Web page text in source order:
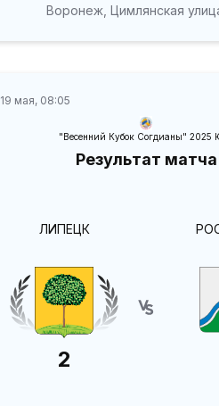
Воронеж, Цимлянская
19 мая, 08:05
"Весенний Кубок Согдианы" 2025
Результат матча
ЛИПЕЦК
2